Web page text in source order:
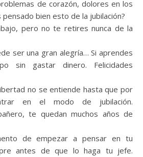
de corazón, dolores en los
bien esto de la jubilación?
pero no te retires nunca de la
ser una gran alegría… Si aprendes
sin gastar dinero. Felicidades
no se entiende hasta que por
en el modo de jubilación.
te quedan muchos años de
de empezar a pensar en tu
antes de que lo haga tu jefe.